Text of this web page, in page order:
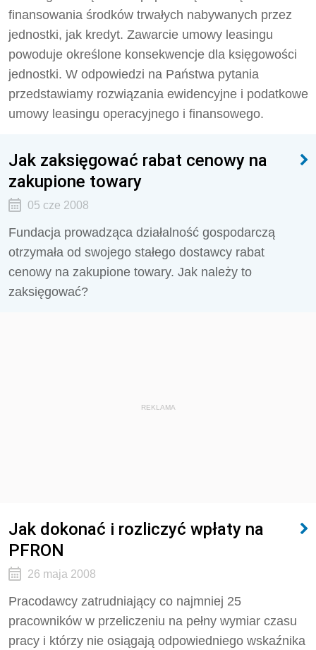
finansowania środków trwałych nabywanych przez
jednostki, jak kredyt. Zawarcie umowy leasingu
powoduje określone konsekwencje dla księgowości
jednostki. W odpowiedzi na Państwa pytania
przedstawiamy rozwiązania ewidencyjne i podatkowe
umowy leasingu operacyjnego i finansowego.
Jak zaksięgować rabat cenowy na
zakupione towary
05 cze 2008
Fundacja prowadząca działalność gospodarczą
otrzymała od swojego stałego dostawcy rabat
cenowy na zakupione towary. Jak należy to
zaksięgować?
REKLAMA
Jak dokonać i rozliczyć wpłaty na
PFRON
26 maja 2008
Pracodawcy zatrudniający co najmniej 25
pracowników w przeliczeniu na pełny wymiar czasu
pracy i którzy nie osiągają odpowiedniego wskaźnika